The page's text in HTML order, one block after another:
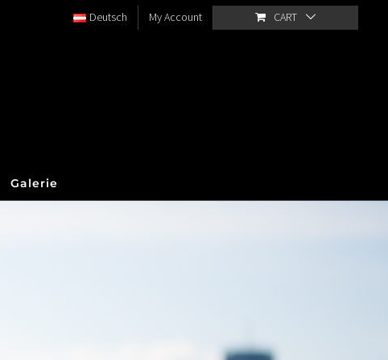
Deutsch My Account CART
Galerie